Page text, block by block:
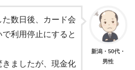
新潟・50代・
男性
数日後、カード会
利用停止にすると
ましたが、現金化